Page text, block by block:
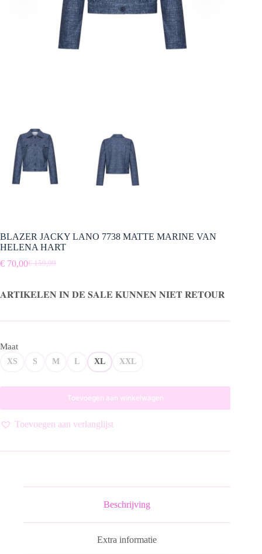
BLAZER JACKY LANO 7738 MATTE MARINE VAN
HELENA HART
€159,99
Oorspronkelijke
was:
€ 159,99.
€ 70,00Huidige
is:
€ 70,00.
𝐀𝐑𝐓𝐈𝐊𝐄𝐋𝐄𝐍 𝐈𝐍 𝐃𝐄 𝐒𝐀𝐋𝐄 𝐊𝐔𝐍𝐍𝐄𝐍 𝐍𝐈𝐄𝐓 𝐑𝐄𝐓𝐎𝐔𝐑
Maat
XS S M L XL XXL
Toevoegen aan winkelwagen
Toevoegen aan verlanglijst
Beschrijving
Extra informatie